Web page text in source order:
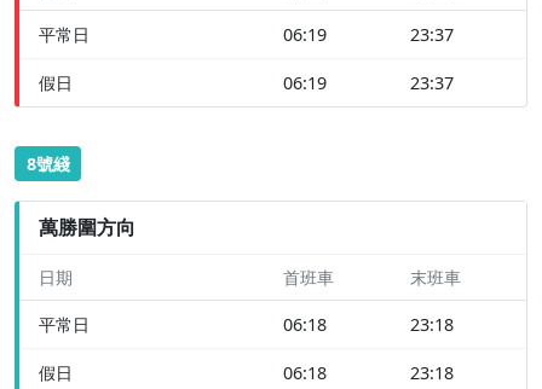
平常日 06:19 23:37
假日 06:19 23:37
8號綫
萬勝圍方向
日期 首班車 末班車
平常日 06:18 23:18
假日 06:18 23:18